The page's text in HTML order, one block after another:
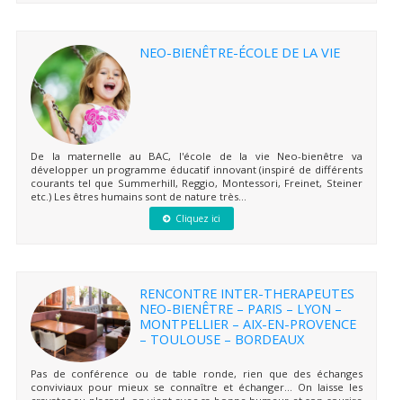
NEO-BIENÊTRE-ÉCOLE DE LA VIE
De la maternelle au BAC, l'école de la vie Neo-bienêtre va
développer un programme éducatif innovant (inspiré de différents
courants tel que Summerhill, Reggio, Montessori, Freinet, Steiner
etc.) Les êtres humains sont de nature très...
Cliquez ici
RENCONTRE INTER-THERAPEUTES
NEO-BIENÊTRE – PARIS – LYON –
MONTPELLIER – AIX-EN-PROVENCE
– TOULOUSE – BORDEAUX
Pas de conférence ou de table ronde, rien que des échanges
conviviaux pour mieux se connaître et échanger… On laisse les